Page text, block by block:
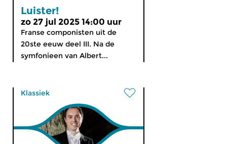
Luister!
zo 27 jul 2025 14:00 uur
Franse componisten uit de
20ste eeuw deel III. Na de
symfonieen van Albert...
Klassiek